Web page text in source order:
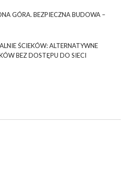
GÓRA. BEZPIECZNA BUDOWA –
ŚCIEKÓW: ALTERNATYWNE
BEZ DOSTĘPU DO SIECI